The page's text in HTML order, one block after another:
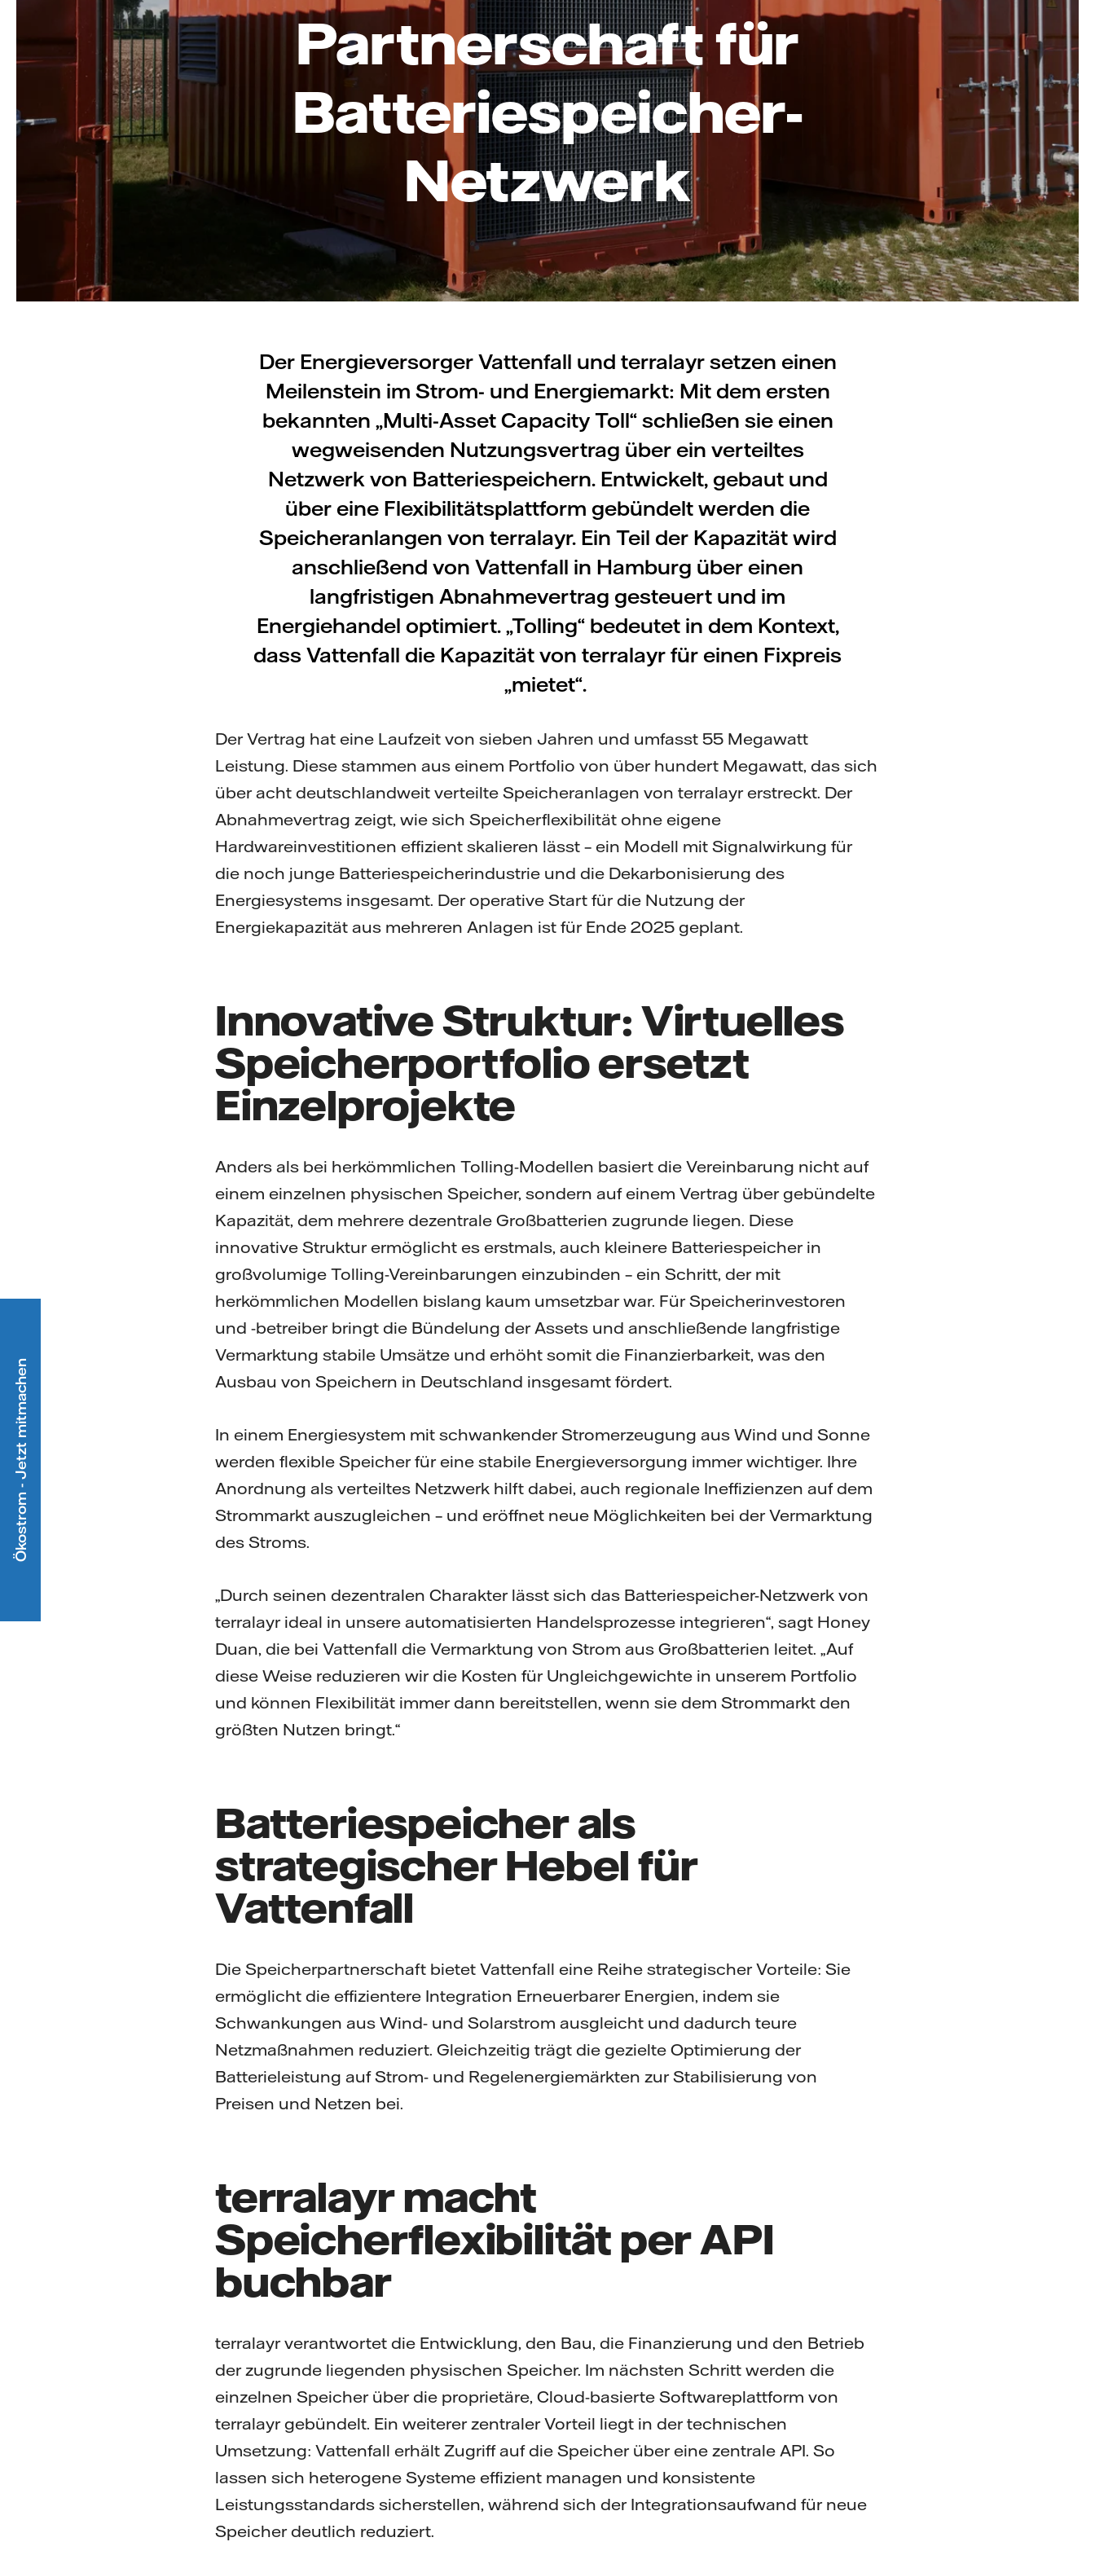
Partnerschaft für
Batteriespeicher-
Netzwerk
Der Energieversorger Vattenfall und terralayr setzen einen
Meilenstein im Strom- und Energiemarkt: Mit dem ersten
bekannten „Multi-Asset Capacity Toll“ schließen sie einen
wegweisenden Nutzungsvertrag über ein verteiltes
Netzwerk von Batteriespeichern. Entwickelt, gebaut und
über eine Flexibilitätsplattform gebündelt werden die
Speicheranlangen von terralayr. Ein Teil der Kapazität wird
anschließend von Vattenfall in Hamburg über einen
langfristigen Abnahmevertrag gesteuert und im
Energiehandel optimiert. „Tolling“ bedeutet in dem Kontext,
dass Vattenfall die Kapazität von terralayr für einen Fixpreis
„mietet“.
Der Vertrag hat eine Laufzeit von sieben Jahren und umfasst 55 Megawatt
Leistung. Diese stammen aus einem Portfolio von über hundert Megawatt, das sich
über acht deutschlandweit verteilte Speicheranlagen von terralayr erstreckt. Der
Abnahmevertrag zeigt, wie sich Speicherflexibilität ohne eigene
Hardwareinvestitionen effizient skalieren lässt – ein Modell mit Signalwirkung für
die noch junge Batteriespeicherindustrie und die Dekarbonisierung des
Energiesystems insgesamt. Der operative Start für die Nutzung der
Energiekapazität aus mehreren Anlagen ist für Ende 2025 geplant.
Innovative Struktur: Virtuelles
Speicherportfolio ersetzt
Einzelprojekte
Anders als bei herkömmlichen Tolling-Modellen basiert die Vereinbarung nicht auf
einem einzelnen physischen Speicher, sondern auf einem Vertrag über gebündelte
Kapazität, dem mehrere dezentrale Großbatterien zugrunde liegen. Diese
innovative Struktur ermöglicht es erstmals, auch kleinere Batteriespeicher in
großvolumige Tolling-Vereinbarungen einzubinden – ein Schritt, der mit
herkömmlichen Modellen bislang kaum umsetzbar war. Für Speicherinvestoren
und -betreiber bringt die Bündelung der Assets und anschließende langfristige
Vermarktung stabile Umsätze und erhöht somit die Finanzierbarkeit, was den
Ausbau von Speichern in Deutschland insgesamt fördert.
In einem Energiesystem mit schwankender Stromerzeugung aus Wind und Sonne
werden flexible Speicher für eine stabile Energieversorgung immer wichtiger. Ihre
Anordnung als verteiltes Netzwerk hilft dabei, auch regionale Ineffizienzen auf dem
Strommarkt auszugleichen – und eröffnet neue Möglichkeiten bei der Vermarktung
des Stroms.
„Durch seinen dezentralen Charakter lässt sich das Batteriespeicher-Netzwerk von
terralayr ideal in unsere automatisierten Handelsprozesse integrieren“, sagt Honey
Duan, die bei Vattenfall die Vermarktung von Strom aus Großbatterien leitet. „Auf
diese Weise reduzieren wir die Kosten für Ungleichgewichte in unserem Portfolio
und können Flexibilität immer dann bereitstellen, wenn sie dem Strommarkt den
größten Nutzen bringt.“
Batteriespeicher als
strategischer Hebel für
Vattenfall
Die Speicherpartnerschaft bietet Vattenfall eine Reihe strategischer Vorteile: Sie
ermöglicht die effizientere Integration Erneuerbarer Energien, indem sie
Schwankungen aus Wind- und Solarstrom ausgleicht und dadurch teure
Netzmaßnahmen reduziert. Gleichzeitig trägt die gezielte Optimierung der
Batterieleistung auf Strom- und Regelenergiemärkten zur Stabilisierung von
Preisen und Netzen bei.
terralayr macht
Speicherflexibilität per API
buchbar
terralayr verantwortet die Entwicklung, den Bau, die Finanzierung und den Betrieb
der zugrunde liegenden physischen Speicher. Im nächsten Schritt werden die
einzelnen Speicher über die proprietäre, Cloud-basierte Softwareplattform von
terralayr gebündelt. Ein weiterer zentraler Vorteil liegt in der technischen
Umsetzung: Vattenfall erhält Zugriff auf die Speicher über eine zentrale API. So
lassen sich heterogene Systeme effizient managen und konsistente
Leistungsstandards sicherstellen, während sich der Integrationsaufwand für neue
Speicher deutlich reduziert.
Ökostrom - Jetzt mitmachen